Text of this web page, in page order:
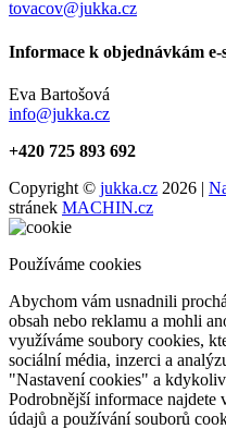
tovacov@jukka.cz
Informace k objednávkám e-
Eva Bartošová
info@jukka.cz
+420 725 893 692
Copyright © jukka.cz 2026 |
stránek MACHIN.cz
Používáme cookies
Abychom vám usnadnili
obsah nebo reklamu a mohli
využíváme soubory cookies,
sociální média, inzerci a
"Nastavení cookies" a
Podrobnější informace najdete
údajů a používání souborů